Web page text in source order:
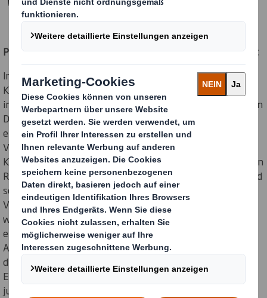
Praktische E-Commerce-Recycling-Verpackung für Reckitt
In Zusammenarbeit mit Reckitt haben wir die bestehende
Kunststoffverpackung für Vanish-Waschpulver mit einer
innovativen Vanish Multipower Tab-Box ersetzt. Diese von
DS Smith entwickelte Verpackungslösung ist einteilig,
einfach zu handhaben und leicht zu recyceln. Die
Verpackungslösung besteht ausbis zu 85 % weniger
Kunststoff*. Sie ist so konzipiert, dass sie den verfügbaren
Raum optimal nutzt und sich leicht handhaben, öffnen und
schließen lässt. Es gibt keine unnötige Luft in der
Verpackung und das Auspackerlebnis für den Konsument
wird verbessert. Der hochwertige beidseitige Druck
ermöglicht ein einzigartiges Branding auf der Innen- und
Außenseite der Verpackung. Die innovative Besonderheit
dieser Lösung liegt in der Einführung der E-Commerce-
Eignung der Verpackung, was die Marke insbesondere für
junges Publikum mit wenig Zeit attraktiver macht. .